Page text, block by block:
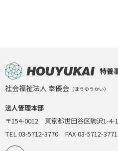
特養
社会福祉法人 奉優会 （ほうゆうかい）
法人管理本部
〒154-0012 東京都世田谷区駒沢1-
TEL 03-5712-3770 FAX 03-5712-3771